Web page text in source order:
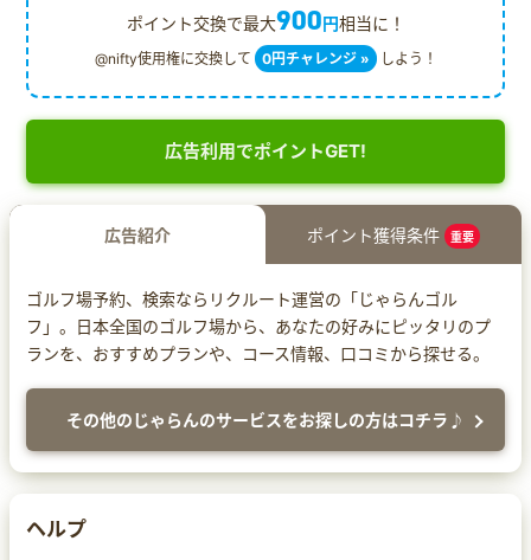
ポイント交換で最大900円相当に！
@nifty使用権に交換して 0円チャレンジ » しよう！
広告利用でポイントGET!
広告紹介 ポイント獲得条件 重要
ゴルフ場予約、検索ならリクルート運営の「じゃらんゴル
フ」。日本全国のゴルフ場から、あなたの好みにピッタリのプ
ランを、おすすめプランや、コース情報、口コミから探せる。
その他のじゃらんのサービスをお探しの方はコチラ♪
ヘルプ